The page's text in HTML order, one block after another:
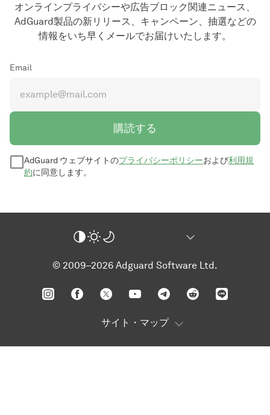
オンラインプライバシーや広告ブロック関連ニュース、
AdGuard製品の新リリース、キャンペーン、抽選などの
情報をいち早くメールでお届けいたします。
Email
購読する
AdGuard ウェブサイトのプライバシーポリシーおよび利用規
約に同意します。
© 2009–2026 Adguard Software Ltd.
サイト・マップ